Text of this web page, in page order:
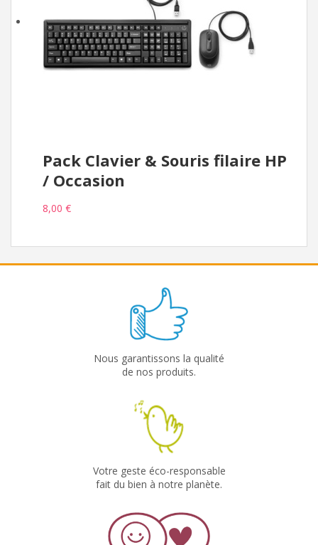
Pack Clavier & Souris filaire HP
/ Occasion
8,00 €
Nous garantissons la qualité
de nos produits.
Votre geste éco-responsable
fait du bien à notre planète.